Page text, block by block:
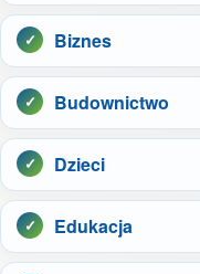
Biznes
Budownictwo
Dzieci
Edukacja